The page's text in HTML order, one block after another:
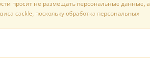
просит не размещать персональные данные, а
cackle, поскольку обработка персональных